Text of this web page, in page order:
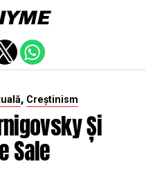
, Creștinism
Și
Sale